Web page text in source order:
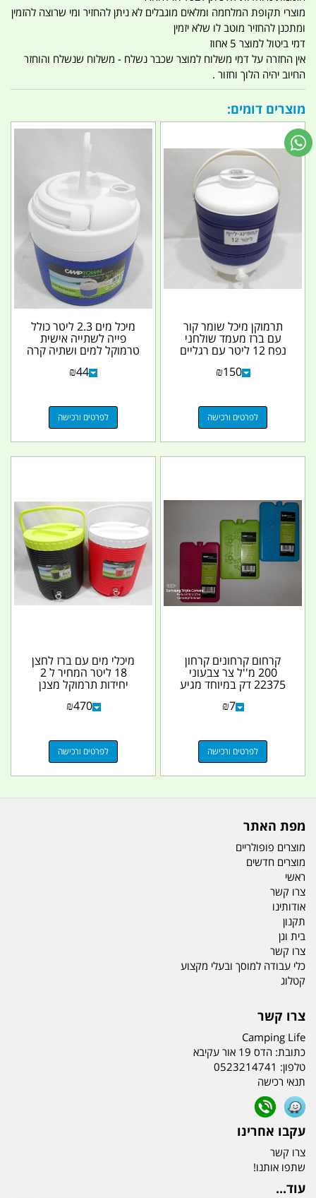
מוצרי תקופת המלחמה ומלאים מוגבלים לא ניתן להחזיר ומי שרוצה להזמין
ומתכנן להחזיר מוטב לו שלא יזמין
דמי ביטול למוצר 5 אחוז
אין החזרה על דמי משלוח למוצר שכבר נשלח - משלוח שנשלח והוחזר
החיוב יהיה הלוך וחזור .
מוצרים דומים:
תרמוקן מיכל שומר קור
עם ברז מעמד שולחני
נפח 12 ליטר עם רגליים
₪150
לפרטים ורכישה
מיכל מים 2.3 ליטר כולל
פייה לשתייה אישית
טרמוקל למים ושתיה קרה
צבע כחול ולבן...
₪44
לפרטים ורכישה
קרחום קרחונים קרחון
200 מ''ל צר צבעוני
22375 דק במיוחד מגיע
בצבעים בורדו תכלת...
₪7
לפרטים ורכישה
מיכלי מים עם ברז לחצן
18 ליטר המחיר ל 2
יחידות תרמוקל מצנן
ושומר מים קרים צבע...
₪470
לפרטים ורכישה
מפת האתר
מוצרים פופולריים
מוצרים חדשים
ראשי
צרו קשר
אודותינו
תקנון
בית וגן
צרו קשר
כלי עבודה למוסך ובעלי מקצוע
קטלוג
צרו קשר
Camping Life
כתובת: הדס 19 אור עקיבא
טלפון: 0523214741
תנאי רכישה
עקבו אחרינו
צרו קשר
שתפו אותנו!
עוד...